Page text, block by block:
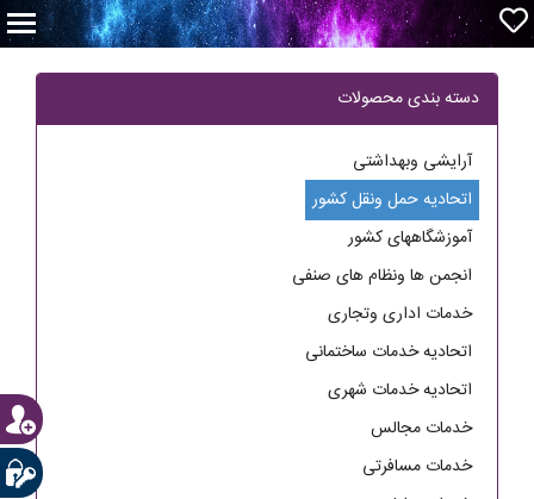
دسته بندی محصولات
آرایشی وبهداشتی
اتحادیه حمل ونقل کشور
آموزشگاههای کشور
انجمن ها ونظام های صنفی
خدمات اداری وتجاری
اتحادیه خدمات ساختمانی
اتحادیه خدمات شهری
خدمات مجالس
خدمات مسافرتی